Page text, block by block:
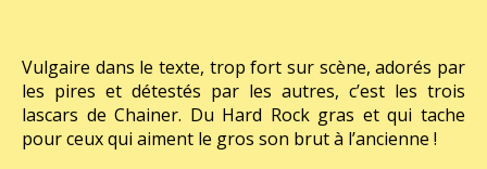
Vulgaire dans le texte, trop fort sur scène, adorés par
les pires et détestés par les autres, c’est les trois
lascars de Chainer. Du Hard Rock gras et qui tache
pour ceux qui aiment le gros son brut à l’ancienne !